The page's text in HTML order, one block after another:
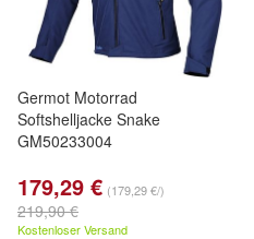
Germot Motorrad
Softshelljacke Snake
GM50233004
179,29 € (179,29 €/)
219,90 €
Kostenloser Versand